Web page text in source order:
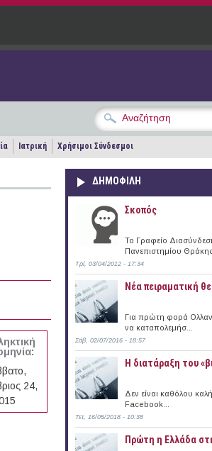
Ιατρική Χρήσιμοι Σύνδεσμοι
24,
ΔΗΜΟΦΙΛΗ
Σκοπός
Το Γραφείο
Πανεπιστημίου
Τρί, 03/04/2012 - 17:34
Νέα πειραματική
Για πρώτη φορά
να καταπολεμήσ...
Σάβ, 02/07/2016 - 18:57
Η διατάραξη του
Δεν είναι καθόλου
Facebook...
Τετ, 16/05/2018 - 10:38
Πρώτη η Ελλάδα